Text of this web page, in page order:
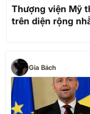
Thượng viện Mỹ
trên diện rộng
Gia Bách